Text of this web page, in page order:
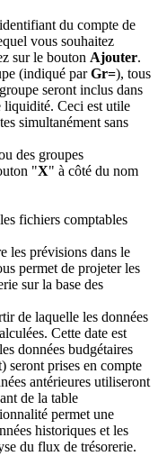
du compte de
vous souhaitez
sur le bouton Ajouter.
(indiqué parGr=), tous
seront inclus dans
liquidité. Ceci est utile
simultanément sans
des groupes
"X" à côté du nom
fichiers comptables
les prévisions dans le
permet de projeter les
sur la base des
de laquelle les données
Cette date est
données budgétaires
seront prises en compte
antérieures utiliseront
de la table
permet une
historiques et les
du flux de trésorerie.